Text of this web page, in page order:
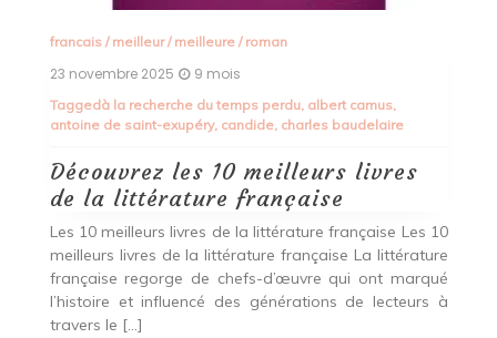
Les Meilleurs Placements
Financiers pour Faire Fructifier
Votre Argent
Fructifier Votre Argent Les Meilleurs Placements
Financiers pour Faire Fructifier Votre Argent Investir
son argent de manière judicieuse est essentiel pour
assurer sa croissance et sa sécurité financière à […]
Lire la suite